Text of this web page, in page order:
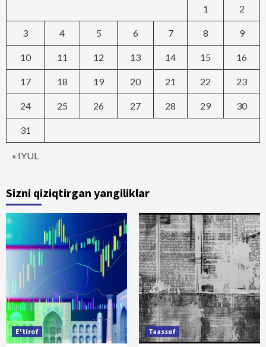
« IYUL
1 2
3 4 5 6 7 8 9
10 11 12 13 14 15 16
17 18 19 20 21 22 23
24 25 26 27 28 29 30
31
Sizni qiziqtirgan yangiliklar
E'tirof Taassuf